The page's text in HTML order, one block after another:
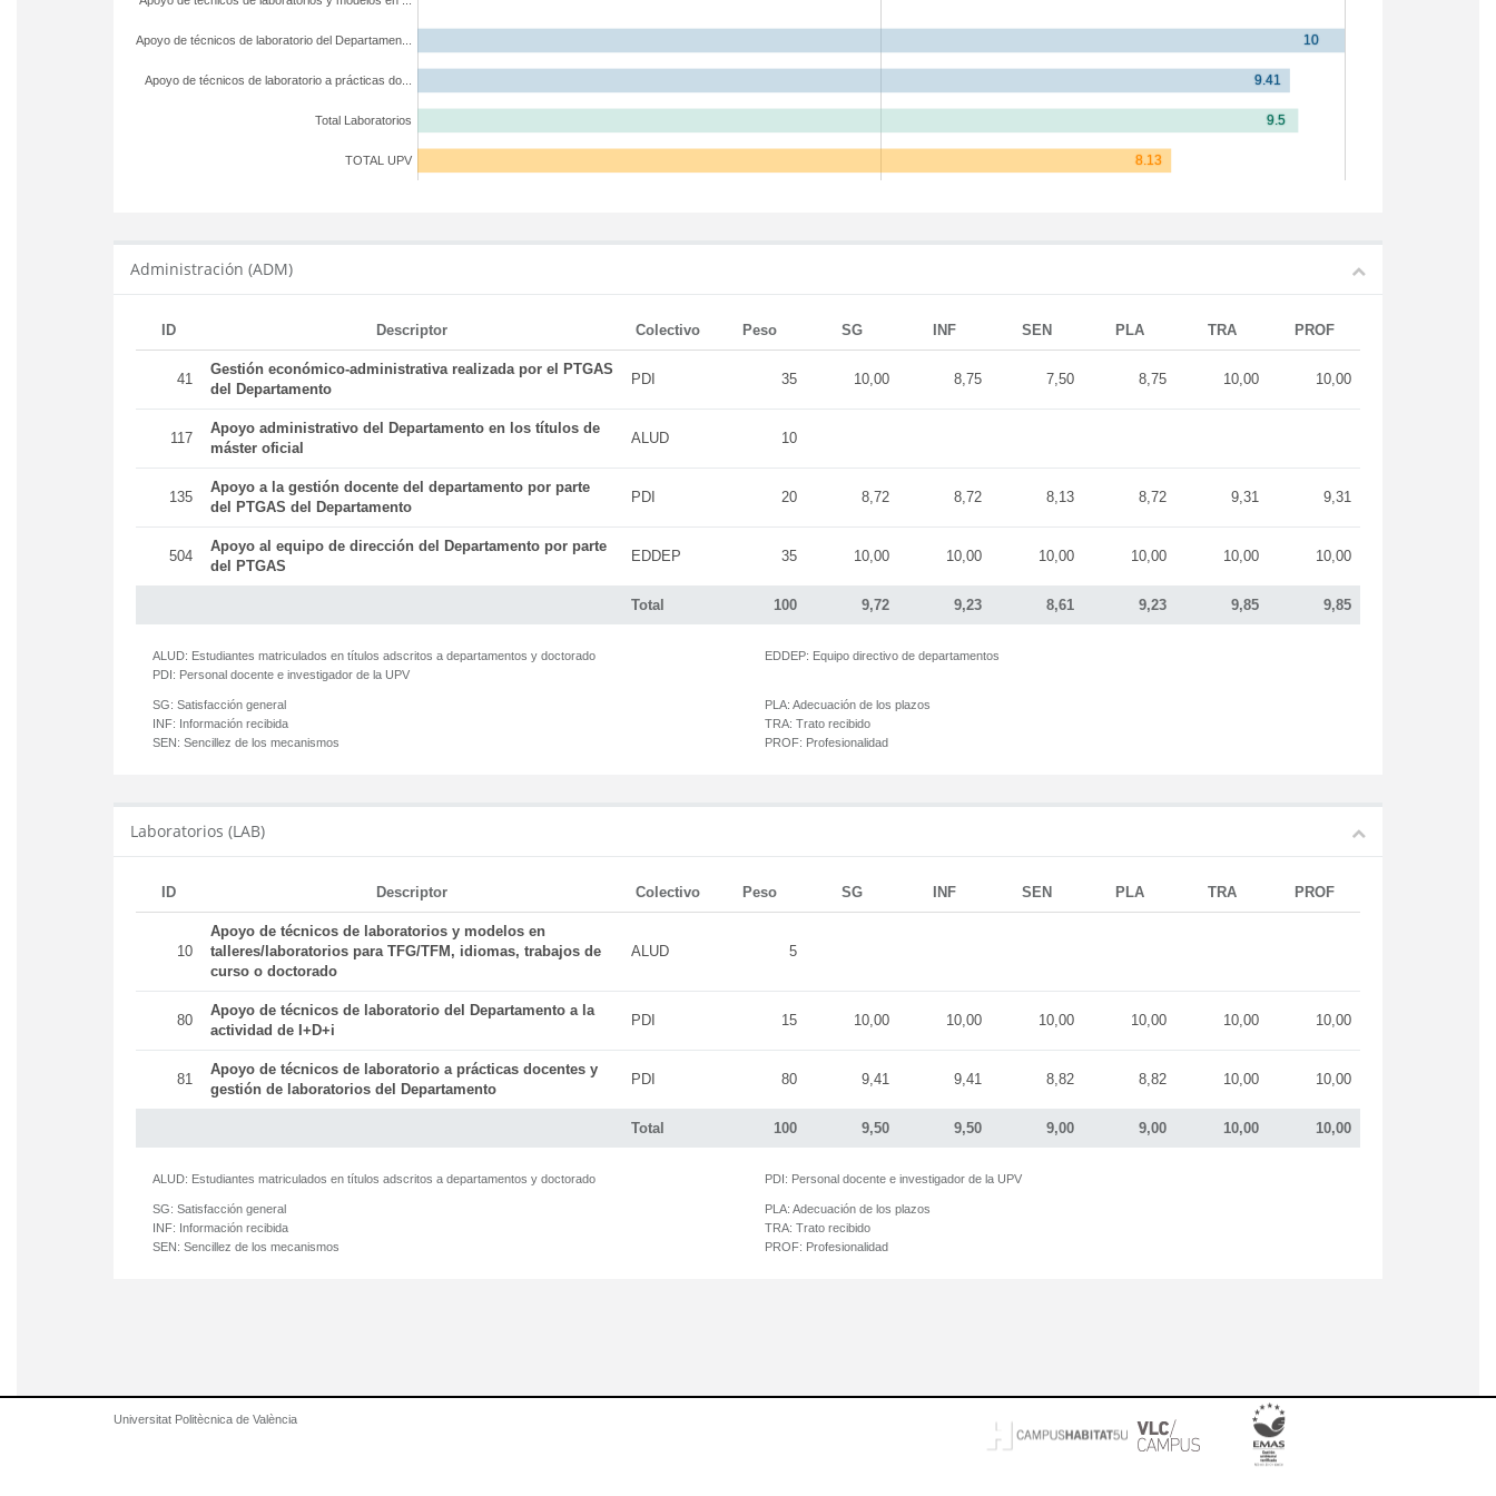
TOTAL UPV
Total Laboratorios
Apoyo de técnicos de laboratorio a prácticas do...
Apoyo de técnicos de laboratorio del Departamen...
Administración (ADM)
ID Descriptor Colectivo Peso SG INF SEN PLA TRA PROF
Total 100 9,72 9,23 8,61 9,23 9,85 9,85
41
Gestión económico-administrativa realizada por el PTGAS
del Departamento
PDI 35 10,00 8,75 7,50 8,75 10,00 10,00
117
Apoyo administrativo del Departamento en los títulos de
máster oficial
ALUD 10
135
Apoyo a la gestión docente del departamento por parte
del PTGAS del Departamento
PDI 20 8,72 8,72 8,13 8,72 9,31 9,31
504
Apoyo al equipo de dirección del Departamento por parte
del PTGAS
EDDEP 35 10,00 10,00 10,00 10,00 10,00 10,00
ALUD: Estudiantes matriculados en títulos adscritos a departamentos y doctorado
PDI: Personal docente e investigador de la UPV
EDDEP: Equipo directivo de departamentos
SG: Satisfacción general
INF: Información recibida
SEN: Sencillez de los mecanismos
PLA: Adecuación de los plazos
TRA: Trato recibido
PROF: Profesionalidad
Laboratorios (LAB)
ID Descriptor Colectivo Peso SG INF SEN PLA TRA PROF
Total 100 9,50 9,50 9,00 9,00 10,00 10,00
10
Apoyo de técnicos de laboratorios y modelos en
talleres/laboratorios para TFG/TFM, idiomas, trabajos de
curso o doctorado
ALUD 5
80
Apoyo de técnicos de laboratorio del Departamento a la
actividad de I+D+i
PDI 15 10,00 10,00 10,00 10,00 10,00 10,00
81
Apoyo de técnicos de laboratorio a prácticas docentes y
gestión de laboratorios del Departamento
PDI 80 9,41 9,41 8,82 8,82 10,00 10,00
ALUD: Estudiantes matriculados en títulos adscritos a departamentos y doctorado PDI: Personal docente e investigador de la UPV
SG: Satisfacción general
INF: Información recibida
SEN: Sencillez de los mecanismos
PLA: Adecuación de los plazos
TRA: Trato recibido
PROF: Profesionalidad
Universitat Politècnica de València